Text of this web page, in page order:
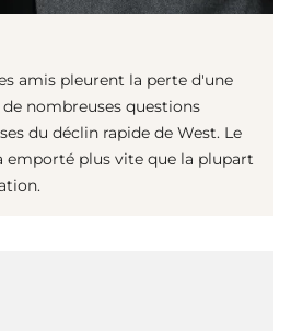
amis pleurent la perte d'une
nombreuses questions
du déclin rapide de West. Le
emporté plus vite que la plupart